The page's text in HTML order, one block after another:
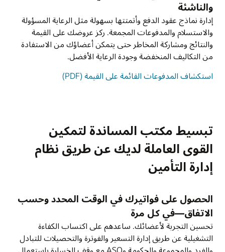
والناشئة
إدارة نماذج عقود الدفع وأتمتتها بسهولة مثل الرعاية المسؤولة
والاستسلام والمدفوعات المجمعة. ركز عروضك على القيمة
والنتائج ومشاركة المخاطر حتى يتمكن أعضاؤك من الاستفادة
من التكاليف المنخفضة وجودة الرعاية الأفضل.
استكشاف المدفوعات القائمة على القيمة (PDF)
تبسيط مكتب المساندة لتمكين
القوى العاملة لديك عن طريق نظام
إدارة التأمين
الحصول على فواتيرك في الوقت المحدد وحسب
الاتفاق—في كل مرة
تحسين التجربة لأعضائك. ساعدهم على اكتساب الكفاءة
التشغيلية عن طريق إدارة التسعير والفوترة والتحصيلات للتبادل